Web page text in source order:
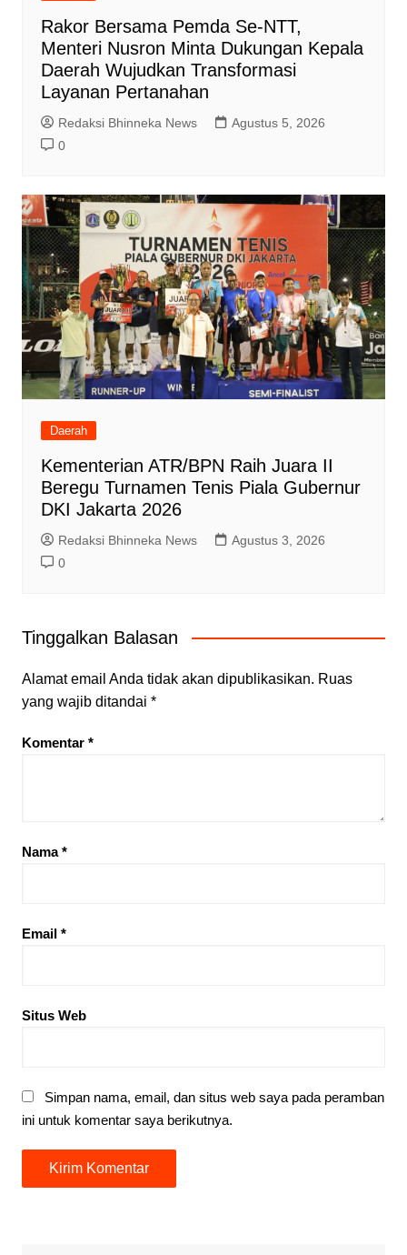
Rakor Bersama Pemda Se-NTT,
Menteri Nusron Minta Dukungan Kepala
Daerah Wujudkan Transformasi
Layanan Pertanahan
Redaksi Bhinneka News
Agustus 5, 2026
0
Daerah
Kementerian ATR/BPN Raih Juara II
Beregu Turnamen Tenis Piala Gubernur
DKI Jakarta 2026
Redaksi Bhinneka News
Agustus 3, 2026
0
Tinggalkan Balasan
Alamat email Anda tidak akan dipublikasikan. Ruas
yang wajib ditandai *
Komentar *
Nama*
Email *
Situs Web
Simpan nama, email, dan situs web saya pada peramban
ini untuk komentar saya berikutnya.